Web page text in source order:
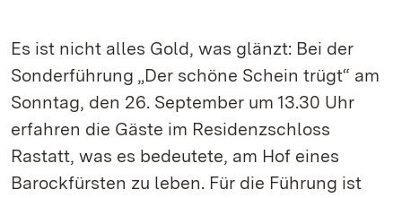
Es ist nicht alles Gold, was glänzt: Bei der
Sonderführung „Der schöne Schein trügt“ am
Sonntag, den 26. September um 13.30 Uhr
erfahren die Gäste im Residenzschloss
Rastatt, was es bedeutete, am Hof eines
Barockfürsten zu leben. Für die Führung ist